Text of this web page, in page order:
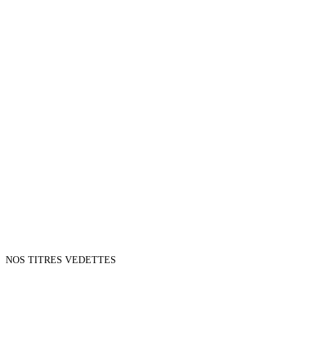
NOS TITRES VEDETTES